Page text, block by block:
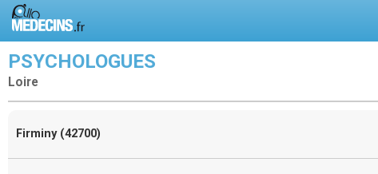
PSYCHOLOGUES
Loire
Firminy (42700)